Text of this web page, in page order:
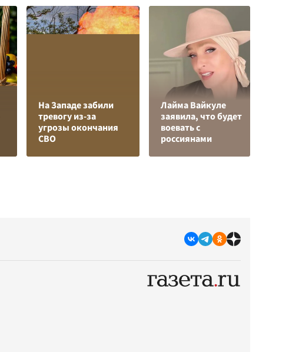
На Западе забили
тревогу из-за
угрозы окончания
СВО
Лайма Вайкуле
заявила, что будет
воевать с
россиянами